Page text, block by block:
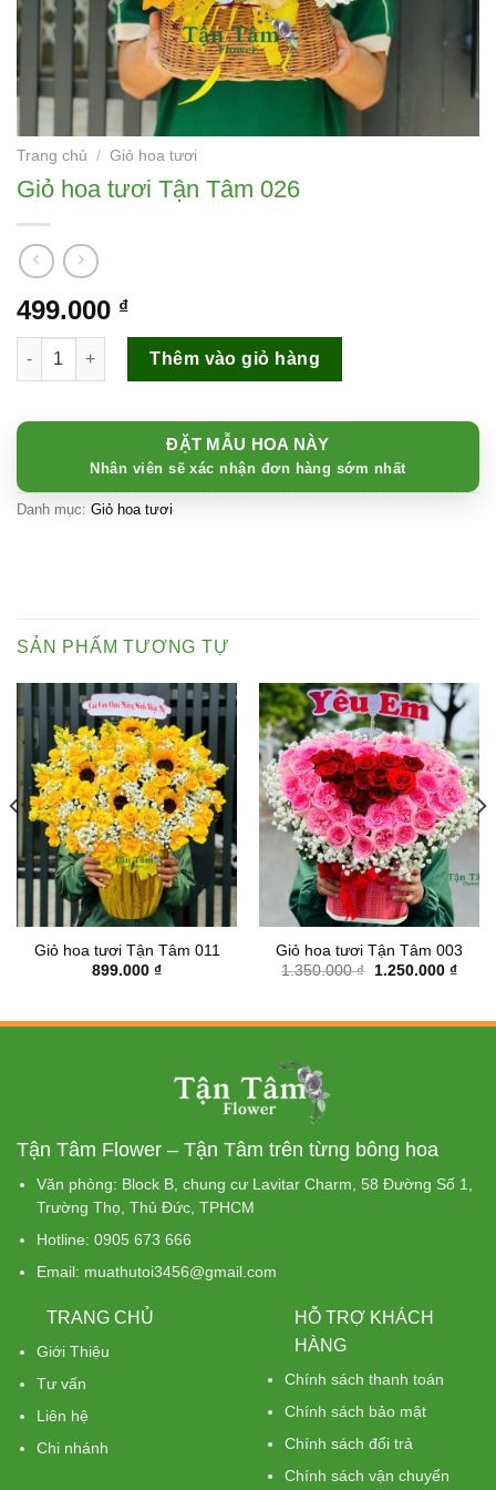
Trang chủ / Giỏ hoa tươi
Giỏ hoa tươi Tận Tâm 026
499.000 ₫
Giỏ hoa tươi Tận Tâm 026 số lượng
Thêm vào giỏ hàng
ĐẶT MẪU HOA NÀY
Nhân viên sẽ xác nhận đơn hàng sớm nhất
Danh mục: Giỏ hoa tươi
SẢN PHẨM TƯƠNG TỰ
Giỏ hoa tươi Tận Tâm 011
899.000 ₫
Giỏ hoa tươi Tận Tâm 003
1.350.000₫
Giá
1.250.000 ₫Giá
Tận Tâm Flower – Tận Tâm trên từng bông hoa
Văn phòng: Block B, chung cư Lavitar Charm, 58 Đường Số 1,
Trường Thọ, Thủ Đức, TPHCM
Hotline: 0905 673 666
Email: muathutoi3456@gmail.com
TRANG CHỦ
Giới Thiệu
Tư vấn
Liên hệ
Chi nhánh
HỖ TRỢ KHÁCH
HÀNG
Chính sách thanh toán
Chính sách bảo mật
Chính sách đổi trả
Chính sách vận chuyển